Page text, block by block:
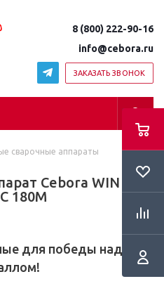
8 (800) 222-90-16
info@cebora.ru
ЗАКАЗАТЬ ЗВОНОК
сварочные аппараты
Cebora WIN TIG
180M
для победы над